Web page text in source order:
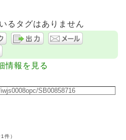
るタグはありません
情報を見る
件）